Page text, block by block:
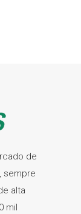
de
sempre
alta
mil